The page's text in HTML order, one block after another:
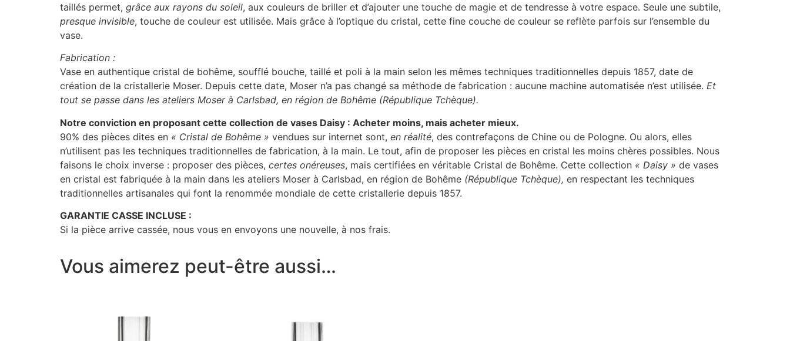
taillés permet, grâce aux rayons du soleil, aux couleurs de briller et d’ajouter une touche de magie et de tendresse à votre espace. Seule une subtile,
presque invisible, touche de couleur est utilisée. Mais grâce à l’optique du cristal, cette fine couche de couleur se reflète parfois sur l’ensemble du
vase.
Fabrication :
Vase en authentique cristal de bohême, soufflé bouche, taillé et poli à la main selon les mêmes techniques traditionnelles depuis 1857, date de
création de la cristallerie Moser. Depuis cette date, Moser n’a pas changé sa méthode de fabrication : aucune machine automatisée n’est utilisée. Et
tout se passe dans les ateliers Moser à Carlsbad, en région de Bohême (République Tchèque).
Notre conviction en proposant cette collection de vases Daisy : Acheter moins, mais acheter mieux.
90% des pièces dites en « Cristal de Bohême » vendues sur internet sont, en réalité, des contrefaçons de Chine ou de Pologne. Ou alors, elles
n’utilisent pas les techniques traditionnelles de fabrication, à la main. Le tout, afin de proposer les pièces en cristal les moins chères possibles. Nous
faisons le choix inverse : proposer des pièces, certes onéreuses, mais certifiées en véritable Cristal de Bohême. Cette collection « Daisy » de vases
en cristal est fabriquée à la main dans les ateliers Moser à Carlsbad, en région de Bohême (République Tchèque), en respectant les techniques
traditionnelles artisanales qui font la renommée mondiale de cette cristallerie depuis 1857.
GARANTIE CASSE INCLUSE :
Si la pièce arrive cassée, nous vous en envoyons une nouvelle, à nos frais.
Vous aimerez peut-être aussi…